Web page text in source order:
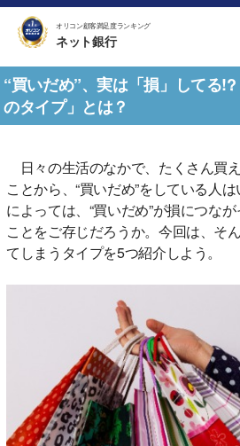
オリコン顧客満足度ランキング
ネット銀行
“買いだめ”、実は「損」してる
のタイプ」とは？
日々の生活のなかで、たくさん買
ことから、“買いだめ”をしている人
によっては、“買いだめ”が損につな
ことをご存じだろうか。今回は、そ
てしまうタイプを5つ紹介しよう。